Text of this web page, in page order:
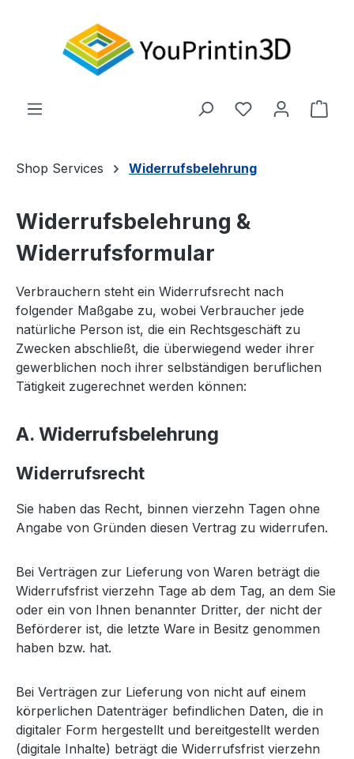
Du hast 0
Shop Services Widerrufsbelehrung
Widerrufsbelehrung &
Widerrufsformular
Verbrauchern steht ein Widerrufsrecht nach
folgender Maßgabe zu, wobei Verbraucher jede
natürliche Person ist, die ein Rechtsgeschäft zu
Zwecken abschließt, die überwiegend weder ihrer
gewerblichen noch ihrer selbständigen beruflichen
Tätigkeit zugerechnet werden können:
A. Widerrufsbelehrung
Widerrufsrecht
Sie haben das Recht, binnen vierzehn Tagen ohne
Angabe von Gründen diesen Vertrag zu widerrufen.
Bei Verträgen zur Lieferung von Waren beträgt die
Widerrufsfrist vierzehn Tage ab dem Tag, an dem Sie
oder ein von Ihnen benannter Dritter, der nicht der
Beförderer ist, die letzte Ware in Besitz genommen
haben bzw. hat.
Bei Verträgen zur Lieferung von nicht auf einem
körperlichen Datenträger befindlichen Daten, die in
digitaler Form hergestellt und bereitgestellt werden
(digitale Inhalte) beträgt die Widerrufsfrist vierzehn